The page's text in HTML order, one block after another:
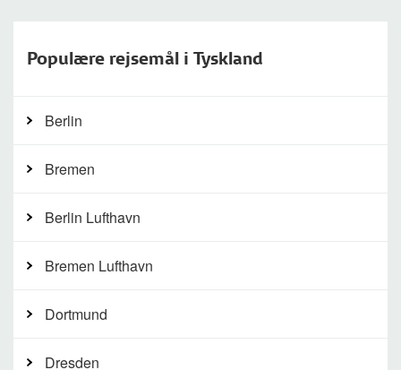
Populære rejsemål i Tyskland
Berlin
Bremen
Berlin Lufthavn
Bremen Lufthavn
Dortmund
Dresden